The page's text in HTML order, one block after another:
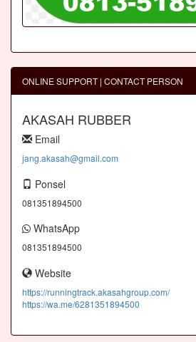
ONLINE SUPPORT | CONTACT PERSON
AKASAH RUBBER
Email
jang.akasah@gmail.com
Ponsel
081351894500
WhatsApp
081351894500
Website
https://runningtrack.akasahgroup.com/
https://wa.me/6281351894500